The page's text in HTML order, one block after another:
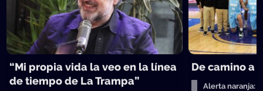
“Mi propia vida la veo en la línea
de tiempo de La Trampa”
De camino a
Alerta naranja: